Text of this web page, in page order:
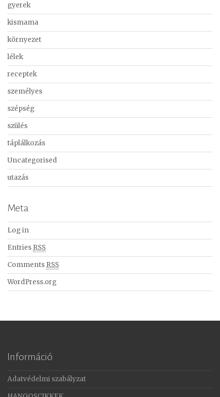
gyerek
kismama
környezet
lélek
receptek
személyes
szépség
szülés
táplálkozás
Uncategorised
utazás
Meta
Log in
Entries RSS
Comments RSS
WordPress.org
Információ
Adatvédelmi szabályzat